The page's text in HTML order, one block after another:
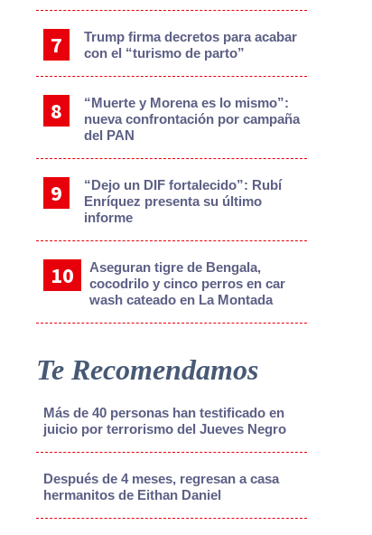
Trump firma decretos para acabar
con el “turismo de parto”
“Muerte y Morena es lo mismo”:
nueva confrontación por campaña
del PAN
“Dejo un DIF fortalecido”: Rubí
Enríquez presenta su último
informe
Aseguran tigre de Bengala,
cocodrilo y cinco perros en car
wash cateado en La Montada
Te Recomendamos
Más de 40 personas han testificado en
juicio por terrorismo del Jueves Negro
Después de 4 meses, regresan a casa
hermanitos de Eithan Daniel